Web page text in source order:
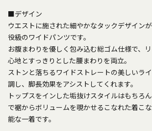
■デザイン
ウエストに施された細やかなタックデザイン
役級のワイドパンツです。
お腹まわりを優しく包み込む総ゴム仕様で、
心地とすっきりとした腰まわりを両立。
ストンと落ちるワイドストレートの美しいラ
調し、脚長効果をアシストしてくれます。
トップスをインした垢抜けスタイルはもちろ
で裾からボリュームを覗かせるこなれた着こ
能な一着です。